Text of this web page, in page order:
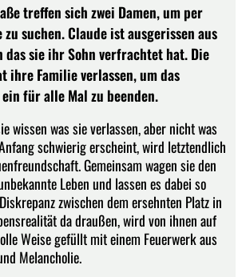
treffen sich zwei Damen, um per
suchen. Claude ist ausgerissen aus
das sie ihr Sohn verfrachtet hat. Die
ihre Familie verlassen, um das
für alle Mal zu beenden.
wissen was sie verlassen, aber nicht was
schwierig erscheint, wird letztendlich
Gemeinsam wagen sie den
Leben und lassen es dabei so
zwischen dem ersehnten Platz in
da draußen, wird von ihnen auf
Weise gefüllt mit einem Feuerwerk aus
Melancholie.